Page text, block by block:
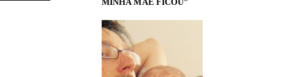
MINHA MÃE FICOU”